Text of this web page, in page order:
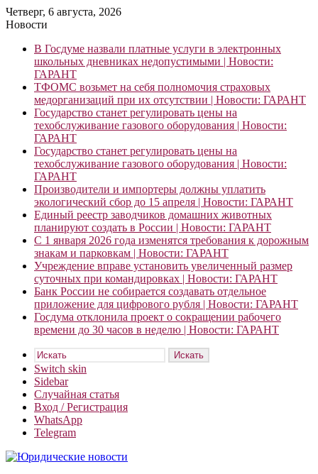
Четверг, 6 августа, 2026
Новости
В Госдуме назвали платные услуги в электронных
школьных дневниках недопустимыми | Новости:
ГАРАНТ
ТФОМС возьмет на себя полномочия страховых
медорганизаций при их отсутствии | Новости: ГАРАНТ
Государство станет регулировать цены на
техобслуживание газового оборудования | Новости:
ГАРАНТ
Государство станет регулировать цены на
техобслуживание газового оборудования | Новости:
ГАРАНТ
Производители и импортеры должны уплатить
экологический сбор до 15 апреля | Новости: ГАРАНТ
Единый реестр заводчиков домашних животных
планируют создать в России | Новости: ГАРАНТ
С 1 января 2026 года изменятся требования к дорожным
знакам и парковкам | Новости: ГАРАНТ
Учреждение вправе установить увеличенный размер
суточных при командировках | Новости: ГАРАНТ
Банк России не собирается создавать отдельное
приложение для цифрового рубля | Новости: ГАРАНТ
Госдума отклонила проект о сокращении рабочего
времени до 30 часов в неделю | Новости: ГАРАНТ
Искать
Switch skin
Sidebar
Случайная статья
Вход / Регистрация
WhatsApp
Telegram